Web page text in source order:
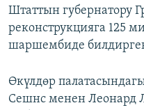
Штаттын губернатору
реконструкцияга 125
шаршембиде
Өкүлдөр
Сешнс менен Леонард